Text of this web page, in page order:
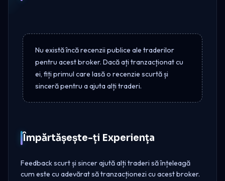
Nu există încă recenzii publice ale traderilor
pentru acest broker. Dacă ați tranzacționat cu
ei, fiți primul care lasă o recenzie scurtă și
sinceră pentru a ajuta alți traderi.
Împărtășește-ți Experiența
Feedback scurt și sincer ajută alți traderi să înțeleagă
cum este cu adevărat să tranzacționezi cu acest broker.